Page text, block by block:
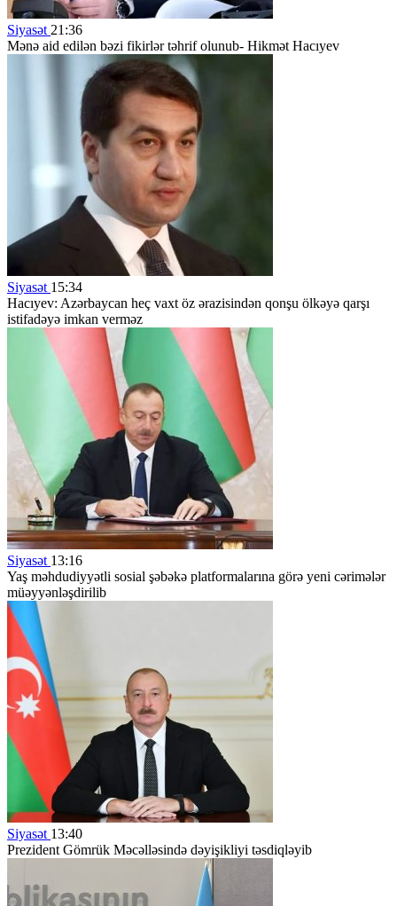
Siyasət 21:36
Mənə aid edilən bəzi fikirlər təhrif olunub- Hikmət Hacıyev
Siyasət 15:34
Hacıyev: Azərbaycan heç vaxt öz ərazisindən qonşu ölkəyə qarşı
istifadəyə imkan verməz
Siyasət 13:16
Yaş məhdudiyyətli sosial şəbəkə platformalarına görə yeni cərimələr
müəyyənləşdirilib
Siyasət 13:40
Prezident Gömrük Məcəlləsində dəyişikliyi təsdiqləyib